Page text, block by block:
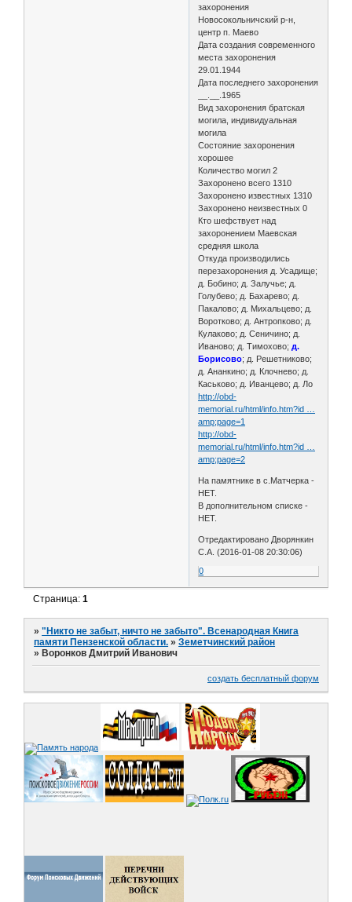
захоронения
Новосокольничский р-н,
центр п. Маево
Дата создания современного
места захоронения
29.01.1944
Дата последнего захоронения
__.__.1965
Вид захоронения братская
могила, индивидуальная
могила
Состояние захоронения
хорошее
Количество могил 2
Захоронено всего 1310
Захоронено известных 1310
Захоронено неизвестных 0
Кто шефствует над
захоронением Маевская
средняя школа
Откуда производились
перезахоронения д. Усадище;
д. Бобино; д. Залучье; д.
Голубево; д. Бахарево; д.
Пакалово; д. Михальцево; д.
Воротково; д. Антропково; д.
Кулаково; д. Сеничино; д.
Иваново; д. Тимохово; д.
Борисово; д. Решетниково;
д. Ананкино; д. Клочнево; д.
Каськово; д. Иванцево; д. Ло
http://obd-
memorial.ru/html/info.htm?id …
amp;page=1
http://obd-
memorial.ru/html/info.htm?id …
amp;page=2
На памятнике в с.Матчерка -
НЕТ.
В дополнительном списке -
НЕТ.
Отредактировано Дворянкин
С.А. (2016-01-08 20:30:06)
0
Страница:1
»"Никто не забыт, ничто не забыто". Всенародная Книга
памяти Пензенской области. »Земетчинский район
» Воронков Дмитрий Иванович
создать бесплатный форум